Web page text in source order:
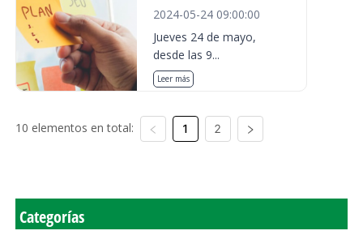
2024-05-24 09:00:00
Jueves 24 de mayo,
desde las 9...
Leer más
10 elementos en total: 1 2
Categorías